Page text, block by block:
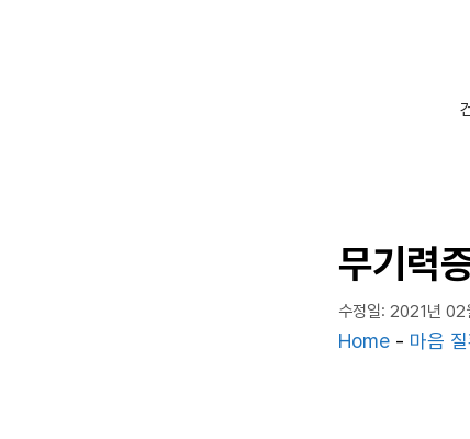
무기력
수정일: 2021년 02
Home - 마음